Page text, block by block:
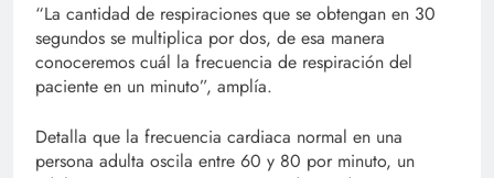
“La cantidad de respiraciones que se obtengan en 30
segundos se multiplica por dos, de esa manera
conoceremos cuál la frecuencia de respiración del
paciente en un minuto”, amplía.
Detalla que la frecuencia cardiaca normal en una
persona adulta oscila entre 60 y 80 por minuto, un